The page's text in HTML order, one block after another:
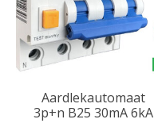
Aardlekautomaat
3p+n B25 30mA 6kA